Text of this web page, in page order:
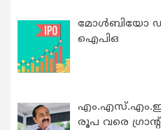
മോൾബിയോ
ഐപിഒ
രൂപ വരെ